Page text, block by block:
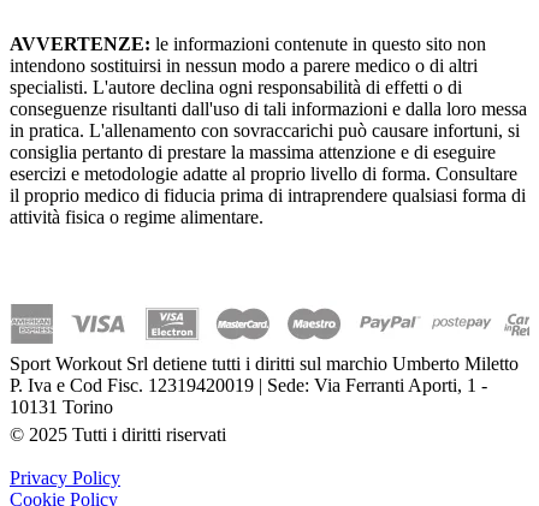
AVVERTENZE: le informazioni contenute in questo sito non
intendono sostituirsi in nessun modo a parere medico o di altri
specialisti. L'autore declina ogni responsabilità di effetti o di
conseguenze risultanti dall'uso di tali informazioni e dalla loro messa
in pratica. L'allenamento con sovraccarichi può causare infortuni, si
consiglia pertanto di prestare la massima attenzione e di eseguire
esercizi e metodologie adatte al proprio livello di forma. Consultare
il proprio medico di fiducia prima di intraprendere qualsiasi forma di
attività fisica o regime alimentare.
Sport Workout Srl detiene tutti i diritti sul marchio Umberto Miletto
P. Iva e Cod Fisc. 12319420019 | Sede: Via Ferranti Aporti, 1 -
10131 Torino
© 2025 Tutti i diritti riservati
Privacy Policy
Cookie Policy